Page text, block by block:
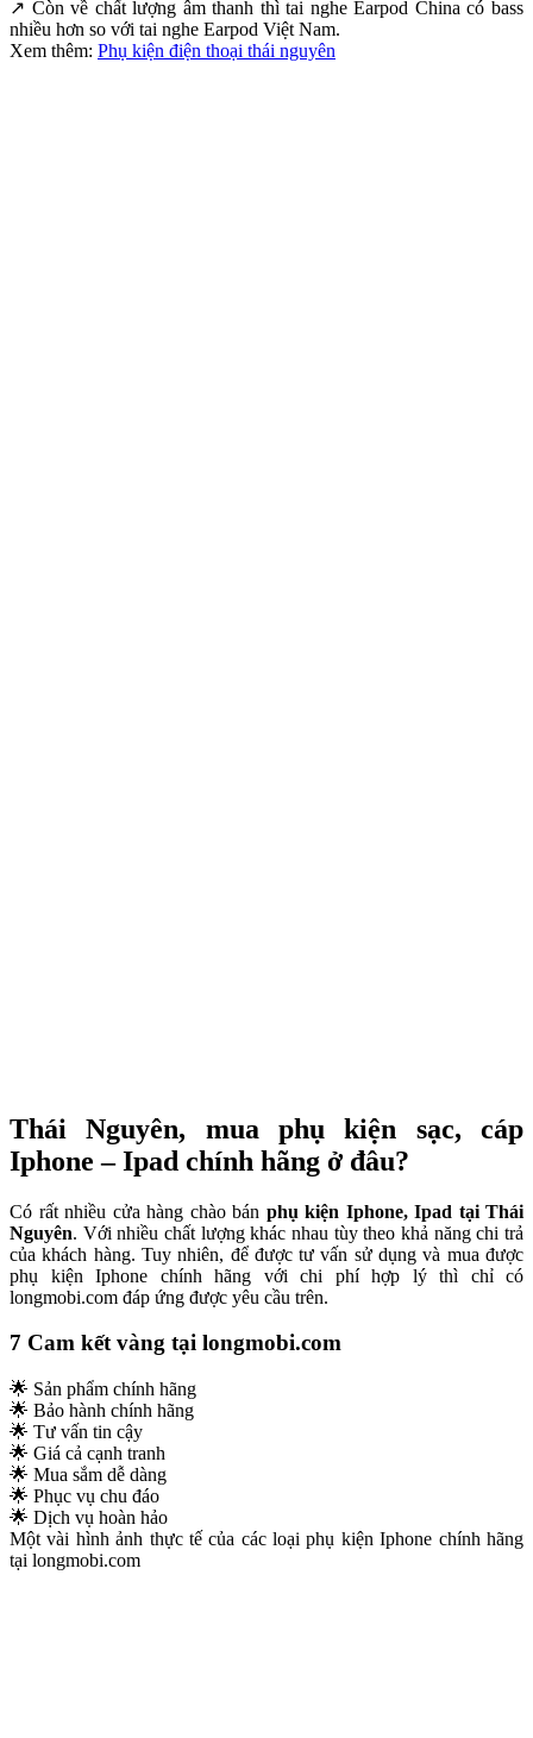
↗ Còn về chất lượng âm thanh thì tai nghe Earpod China có bass
nhiều hơn so với tai nghe Earpod Việt Nam.
Xem thêm: Phụ kiện điện thoại thái nguyên
Thái Nguyên, mua phụ kiện sạc, cáp
Iphone – Ipad chính hãng ở đâu?
Có rất nhiều cửa hàng chào bán phụ kiện Iphone, Ipad tại Thái
Nguyên. Với nhiều chất lượng khác nhau tùy theo khả năng chi trả
của khách hàng. Tuy nhiên, để được tư vấn sử dụng và mua được
phụ kiện Iphone chính hãng với chi phí hợp lý thì chỉ có
longmobi.com đáp ứng được yêu cầu trên.
7 Cam kết vàng tại longmobi.com
🌟 Sản phẩm chính hãng
🌟 Bảo hành chính hãng
🌟 Tư vấn tin cậy
🌟 Giá cả cạnh tranh
🌟 Mua sắm dễ dàng
🌟 Phục vụ chu đáo
🌟 Dịch vụ hoàn hảo
Một vài hình ảnh thực tế của các loại phụ kiện Iphone chính hãng
tại longmobi.com